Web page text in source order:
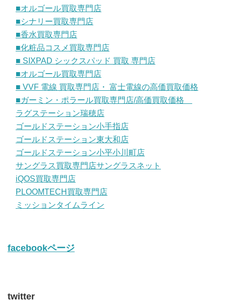
■オルゴール買取専門店
■シナリー買取専門店
■香水買取専門店
■化粧品コスメ買取専門店
■ SIXPAD シックスパッド 買取 専門店
■オルゴール買取専門店
■ VVF 電線 買取専門店・ 富士電線の高価買取価格
■ガーミン・ポラール買取専門店/高価買取価格
ラグステーション瑞穂店
ゴールドステーション小手指店
ゴールドステーション東大和店
ゴールドステーション小平小川町店
サングラス買取専門店サングラスネット
iQOS買取専門店
PLOOMTECH買取専門店
ミッションタイムライン
facebookページ
twitter